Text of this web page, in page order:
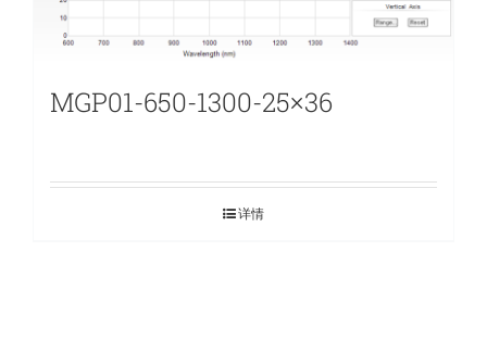
MGP01-650-1300-25×36
详情